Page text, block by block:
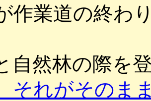
作業道の終わ
自然林の際を
それがそのま